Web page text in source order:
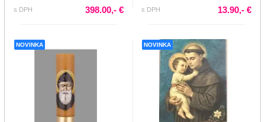
s DPH
398.00,- €
s DPH
13.90,- €
NOVINKA NOVINKA